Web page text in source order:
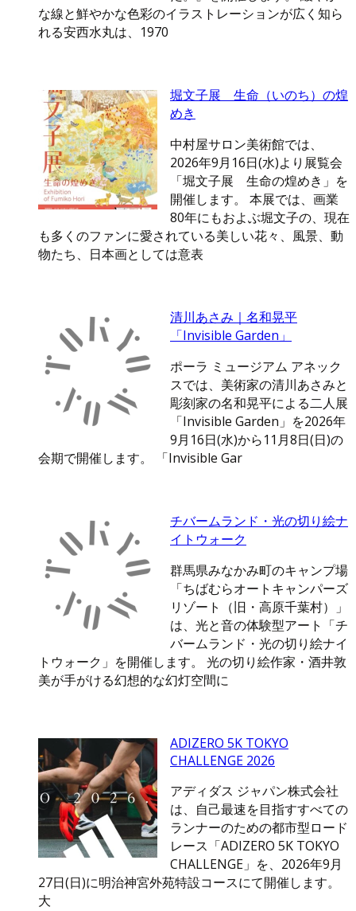
な線と鮮やかな色彩のイラストレーションが広く知ら
れる安西水丸は、1970
堀文子展 生命（いのち）の煌
めき
中村屋サロン美術館では、
2026年9月16日(水)より展覧会
「堀文子展 生命の煌めき」を
開催します。 本展では、画業
80年にもおよぶ堀文子の、現在
も多くのファンに愛されている美しい花々、風景、動
物たち、日本画としては意表
清川あさみ｜名和晃平
「Invisible Garden」
ポーラ ミュージアム アネック
スでは、美術家の清川あさみと
彫刻家の名和晃平による二人展
「Invisible Garden」を2026年
9月16日(水)から11月8日(日)の
会期で開催します。 「Invisible Gar
チバームランド・光の切り絵ナ
イトウォーク
群馬県みなかみ町のキャンプ場
「ちばむらオートキャンパーズ
リゾート（旧・高原千葉村）」
は、光と音の体験型アート「チ
バームランド・光の切り絵ナイ
トウォーク」を開催します。 光の切り絵作家・酒井敦
美が手がける幻想的な幻灯空間に
ADIZERO 5K TOKYO
CHALLENGE 2026
アディダス ジャパン株式会社
は、自己最速を目指すすべての
ランナーのための都市型ロード
レース「ADIZERO 5K TOKYO
CHALLENGE」を、2026年9月
27日(日)に明治神宮外苑特設コースにて開催します。
大